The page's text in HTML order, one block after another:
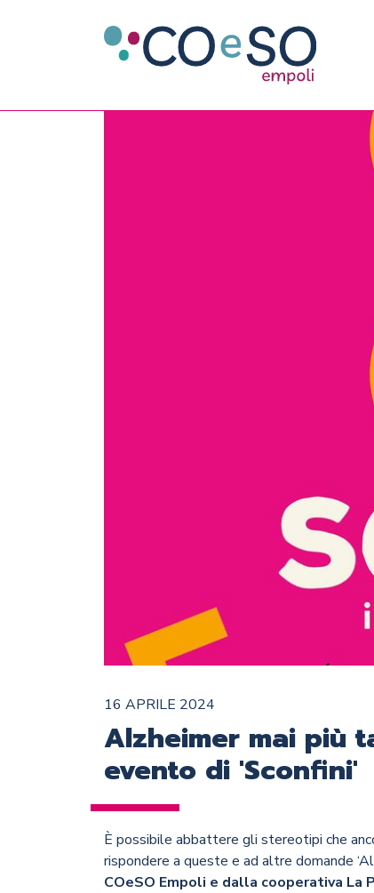
16 APRILE 2024
Alzheimer mai più
evento di 'Sconfini'
È possibile abbattere gli stereotipi che
rispondere a queste e ad altre domande
COeSO Empoli e dalla cooperativa La